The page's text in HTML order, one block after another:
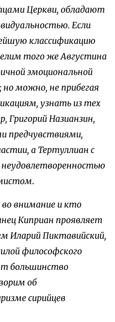
Церкви, обладают
Если
классификацию
того же Августина
эмоциональной
можно, не прибегая
узнать из тех
Григорий Назианзин,
а Тертуллиан с
.
внимание и кто
Киприан проявляет
Иларий Пиктавийский,
философского
большинство
об
сирийцев